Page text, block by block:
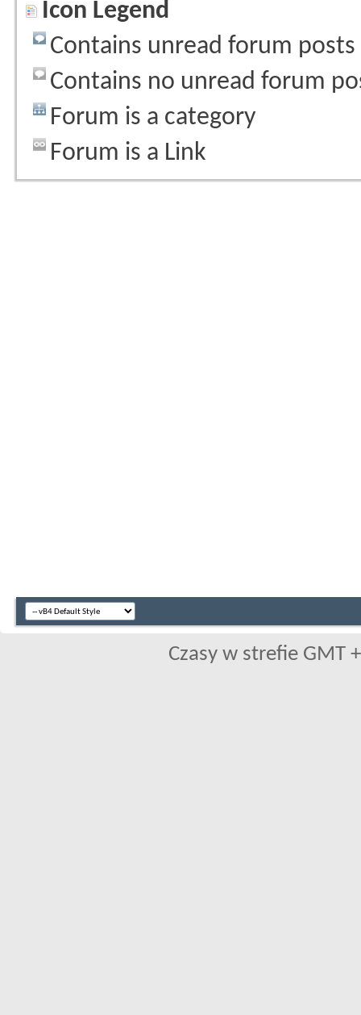
Icon Legend
Contains unread forum posts
Contains no unread forum
Forum is a category
Forum is a Link
Czasy w strefie GMT